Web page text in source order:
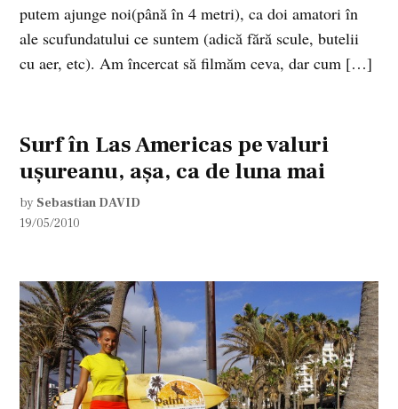
putem ajunge noi(până în 4 metri), ca doi amatori în
ale scufundatului ce suntem (adică fără scule, butelii
cu aer, etc). Am încercat să filmăm ceva, dar cum […]
Surf în Las Americas pe valuri
uşureanu, aşa, ca de luna mai
by Sebastian DAVID
19/05/2010